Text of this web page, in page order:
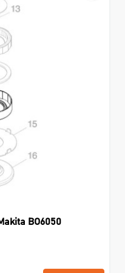
BO6050